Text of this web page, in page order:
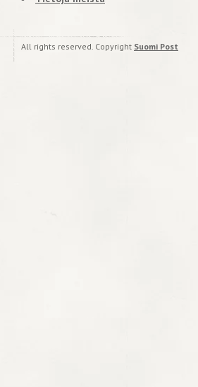
All rights reserved. Copyright Suomi Post